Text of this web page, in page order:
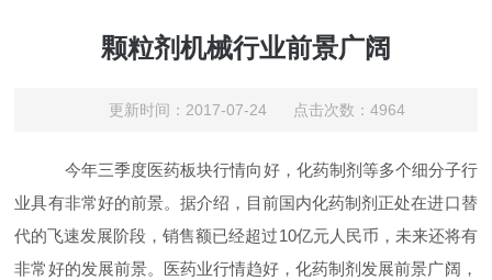
颗粒剂机械行业前景广阔
更新时间：2017-07-24 点击次数：4964
今年三季度医药板块行情向好，化药制剂等多个细分子行
业具有非常好的前景。据介绍，目前国内化药制剂正处在进口替
代的飞速发展阶段，销售额已经超过10亿元人民币，未来还将有
非常好的发展前景。医药业行情趋好，化药制剂发展前景广阔，